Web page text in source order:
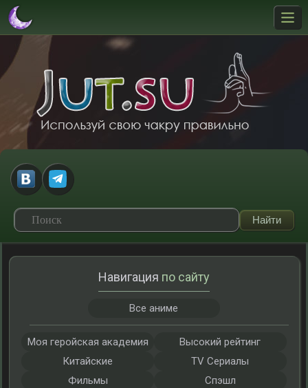
Навигация по сайту
Все аниме
Моя геройская академия
Высокий рейтинг
Китайские
TV Сериалы
Фильмы
Спэшл